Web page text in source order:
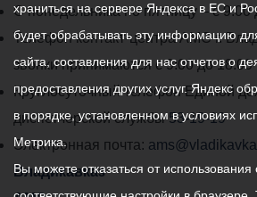
График
работы
администрации
местного
самоуправления
города
Владикавказ:
С понедельника по пятницу – с 9.00
Телефон контакт-центра АМС г.
звонки принимаются с 9:00 до 18:00
Круглосуточный телефон Единой
диспетчерской службы53-19-19
Электронная почта:
Владикавказ
храниться на сервере Яндекса в ЕС и
будет обрабатывать эту информацию
сайта, составления для нас отчетов о
предоставления других услуг. Яндекс
в порядке, установленном в условиях
Метрика.
Вы можете отказаться от